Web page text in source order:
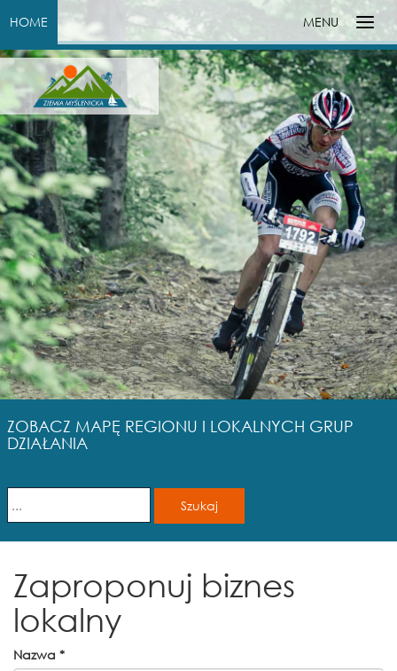
HOME MENU
ZOBACZ MAPĘ REGIONU I LOKALNYCH GRUP
DZIAŁANIA
Zaproponuj biznes
lokalny
Nazwa *